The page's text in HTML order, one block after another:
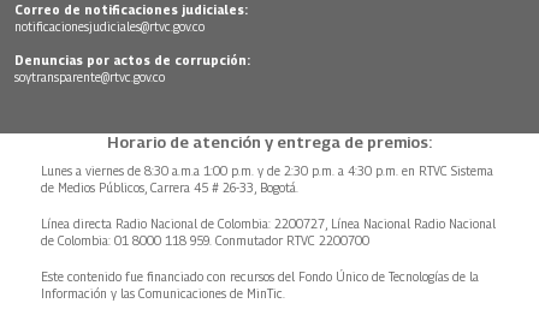
Correo de notificaciones judiciales:
notificacionesjudiciales@rtvc.gov.co
Denuncias por actos de corrupción:
soytransparente@rtvc.gov.co
Horario de atención y entrega de premios:
Lunes a viernes de 8:30 a.m.a 1:00 p.m. y de 2:30 p.m. a 4:30 p.m. en RTVC Sistema
de Medios Públicos, Carrera 45 # 26-33, Bogotá.
Línea directa Radio Nacional de Colombia: 2200727, Línea Nacional Radio Nacional
de Colombia: 01 8000 118 959. Conmutador RTVC 2200700
Este contenido fue financiado con recursos del Fondo Único de Tecnologías de la
Información y las Comunicaciones de MinTic.